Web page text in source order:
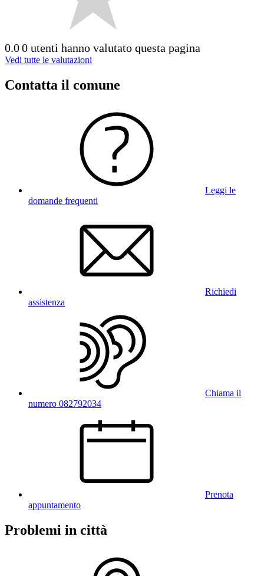
0.00 utenti hanno valutato questa pagina
Vedi tutte le valutazioni
Contatta il comune
Leggi le
domande frequenti
Richiedi
assistenza
Chiama il
numero 082792034
Prenota
appuntamento
Problemi in città